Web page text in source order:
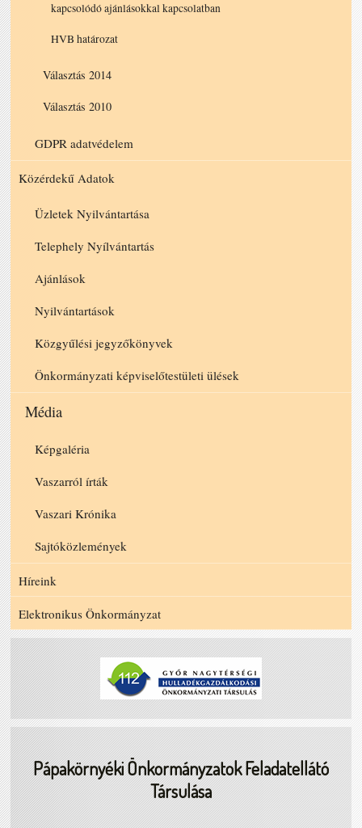
kapcsolódó ajánlásokkal kapcsolatban
HVB határozat
Választás 2014
Választás 2010
GDPR adatvédelem
Közérdekű Adatok
Üzletek Nyilvántartása
Telephely Nyílvántartás
Ajánlások
Nyilvántartások
Közgyűlési jegyzőkönyvek
Önkormányzati képviselőtestületi ülések
Média
Képgaléria
Vaszarról írták
Vaszari Krónika
Sajtóközlemények
Híreink
Elektronikus Önkormányzat
Pápakörnyéki Önkormányzatok Feladatellátó
Társulása